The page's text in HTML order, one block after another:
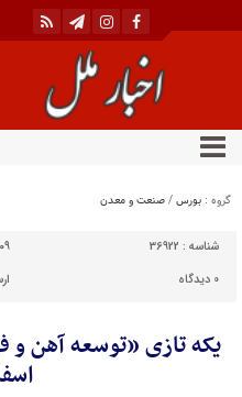
گروه : بورس/صنعت و معدن
شناسه : 36922
۰۹ مهر ۱۴۰۴ - ۱۰:۴۹
0 دیدگاه
یکه تازی «توسعه آهن و